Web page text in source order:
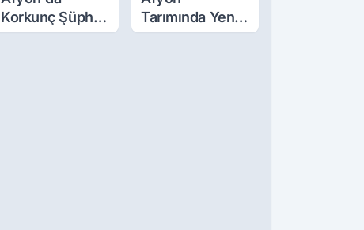
Korkunç Şüphe!
Düştü Mü,
Tarımında Yeni
Ürünler Yolda